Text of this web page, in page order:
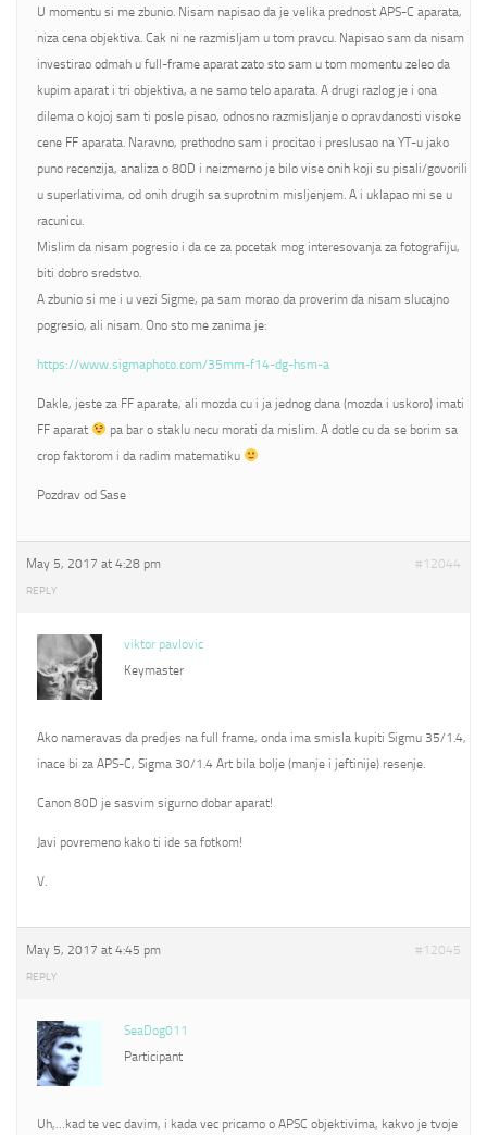
U momentu si me zbunio. Nisam napisao da je velika prednost APS-C aparata,
niza cena objektiva. Cak ni ne razmisljam u tom pravcu. Napisao sam da nisam
investirao odmah u full-frame aparat zato sto sam u tom momentu zeleo da
kupim aparat i tri objektiva, a ne samo telo aparata. A drugi razlog je i ona
dilema o kojoj sam ti posle pisao, odnosno razmisljanje o opravdanosti visoke
cene FF aparata. Naravno, prethodno sam i procitao i preslusao na YT-u jako
puno recenzija, analiza o 80D i neizmerno je bilo vise onih koji su pisali/govorili
u superlativima, od onih drugih sa suprotnim misljenjem. A i uklapao mi se u
racunicu.
Mislim da nisam pogresio i da ce za pocetak mog interesovanja za fotografiju,
biti dobro sredstvo.
A zbunio si me i u vezi Sigme, pa sam morao da proverim da nisam slucajno
pogresio, ali nisam. Ono sto me zanima je:
https://www.sigmaphoto.com/35mm-f14-dg-hsm-a
Dakle, jeste za FF aparate, ali mozda cu i ja jednog dana (mozda i uskoro) imati
FF aparat
pa bar o staklu necu morati da mislim. A dotle cu da se borim sa
crop faktorom i da radim matematiku
Pozdrav od Sase
May 5, 2017 at 4:28 pm #12044
REPLY
viktor pavlovic
Keymaster
Ako nameravas da predjes na full frame, onda ima smisla kupiti Sigmu 35/1.4,
inace bi za APS-C, Sigma 30/1.4 Art bila bolje (manje i jeftinije) resenje.
Canon 80D je sasvim sigurno dobar aparat!
Javi povremeno kako ti ide sa fotkom!
V.
May 5, 2017 at 4:45 pm #12045
REPLY
SeaDog011
Participant
Uh,…kad te vec davim, i kada vec pricamo o APSC objektivima, kakvo je tvoje